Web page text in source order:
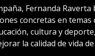
Fernanda
concretas en temas
cultura y
la calidad de vida